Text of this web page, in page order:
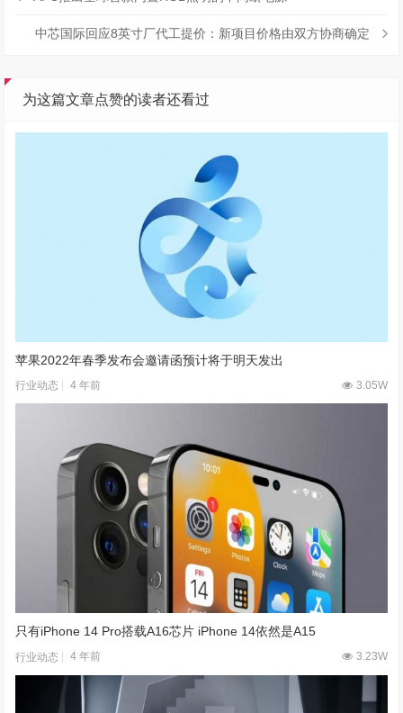
中芯国际回应8英寸厂代工提价：新项目价格由双方协商确定
为这篇文章点赞的读者还看过
苹果2022年春季发布会邀请函预计将于明天发出
行业动态 4 年前 3.05W
只有iPhone 14 Pro搭载A16芯片 iPhone 14依然是A15
行业动态 4 年前 3.23W